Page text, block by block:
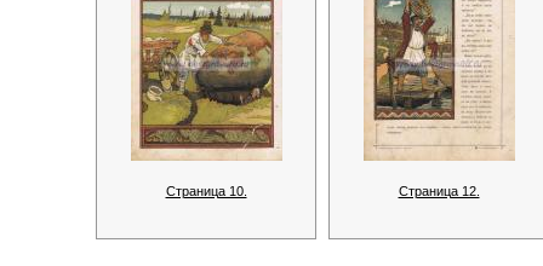
Страница 10. Страница 12.